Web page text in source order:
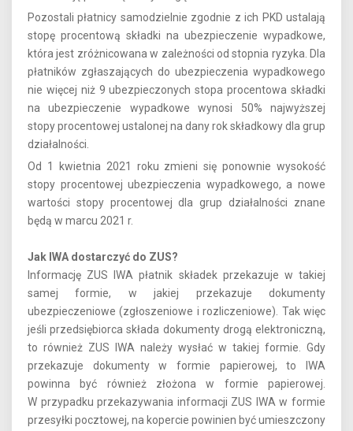
Pozostali płatnicy samodzielnie zgodnie z ich PKD ustalają
stopę procentową składki na ubezpieczenie wypadkowe,
która jest zróżnicowana w zależności od stopnia ryzyka. Dla
płatników zgłaszających do ubezpieczenia wypadkowego
nie więcej niż 9 ubezpieczonych stopa procentowa składki
na ubezpieczenie wypadkowe wynosi 50% najwyższej
stopy procentowej ustalonej na dany rok składkowy dla grup
działalności.
Od 1 kwietnia 2021 roku zmieni się ponownie wysokość
stopy procentowej ubezpieczenia wypadkowego, a nowe
wartości stopy procentowej dla grup działalności znane
będą w marcu 2021 r.
Jak IWA dostarczyć do ZUS?
Informację ZUS IWA płatnik składek przekazuje w takiej
samej formie, w jakiej przekazuje dokumenty
ubezpieczeniowe (zgłoszeniowe i rozliczeniowe). Tak więc
jeśli przedsiębiorca składa dokumenty drogą elektroniczną,
to również ZUS IWA należy wysłać w takiej formie. Gdy
przekazuje dokumenty w formie papierowej, to IWA
powinna być również złożona w formie papierowej.
W przypadku przekazywania informacji ZUS IWA w formie
przesyłki pocztowej, na kopercie powinien być umieszczony